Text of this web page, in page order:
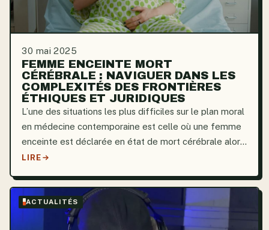
30 mai 2025
FEMME ENCEINTE MORT
CÉRÉBRALE : NAVIGUER DANS LES
COMPLEXITÉS DES FRONTIÈRES
ÉTHIQUES ET JURIDIQUES
L’une des situations les plus difficiles sur le plan moral
en médecine contemporaine est celle où une femme
enceinte est déclarée en état de mort cérébrale alors
qu’elle porte un fœtus. Même si une femme dans cet
LIRE
ACTUALITÉS